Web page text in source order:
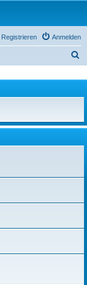
Anmelden
Registrieren
h